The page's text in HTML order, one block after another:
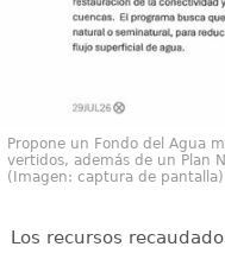
Propone un Fondo del Agua
vertidos, además de un Plan
(Imagen: captura de pantalla)
Los recursos